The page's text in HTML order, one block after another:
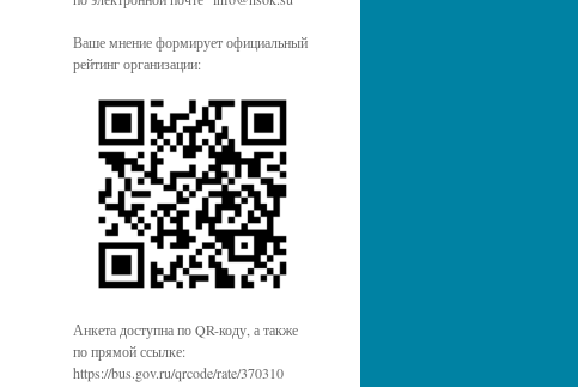
Ваше мнение формирует официальный
рейтинг организации:
Анкета доступна по QR-коду, а также
по прямой ссылке:
https://bus.gov.ru/qrcode/rate/370310